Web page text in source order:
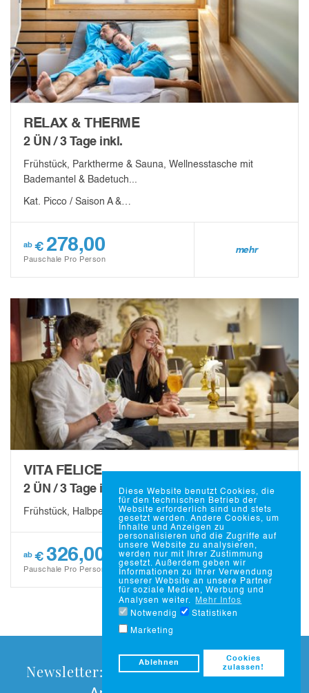
Diese Website benutzt Cookies, die
für den technischen Betrieb der
Website erforderlich sind und stets
gesetzt werden. Andere Cookies, um
Inhalte und Anzeigen zu
personalisieren und die Zugriffe auf
unsere Website zu analysieren,
werden nur mit Ihrer Zustimmung
gesetzt. Außerdem geben wir
Informationen zu Ihrer Verwendung
unserer Website an unsere Partner
für soziale Medien, Werbung und
Analysen weiter.
Mehr Infos
Notwendig
Statistiken
Marketing
Ablehnen
Cookies
zulassen!
RELAX & THERME
2 ÜN / 3 Tage inkl.
Frühstück, Parktherme & Sauna, Wellnesstasche mit
Bademantel & Badetuch...
Kat. Picco / Saison A &…
ab € 278,00
Pauschale Pro Person
mehr
VITA FELICE
2 ÜN / 3 Tage inkl.
Frühstück, Halbpension, Parktherme & Sauna ...
ab € 326,00
Pauschale Pro Person
mehr
Newsletter: Jetzt abonnieren und kein